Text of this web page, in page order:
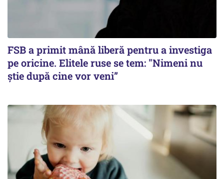
FSB a primit mână liberă pentru a investiga
pe oricine. Elitele ruse se tem: "Nimeni nu
știe după cine vor veni”